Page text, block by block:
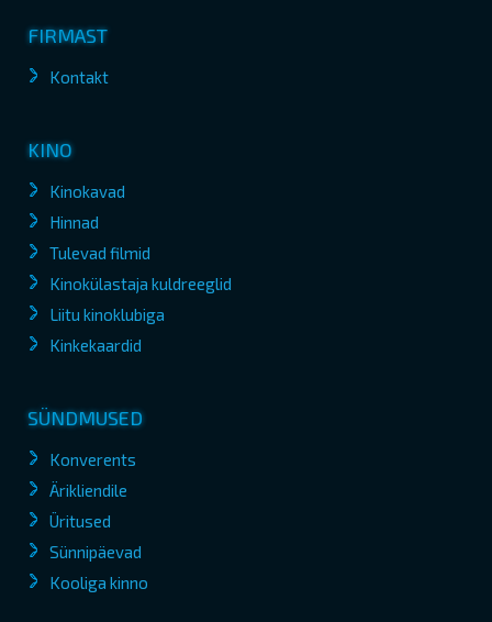
FIRMAST
Kontakt
KINO
Kinokavad
Hinnad
Tulevad filmid
Kinokülastaja kuldreeglid
Liitu kinoklubiga
Kinkekaardid
SÜNDMUSED
Konverents
Ärikliendile
Üritused
Sünnipäevad
Kooliga kinno